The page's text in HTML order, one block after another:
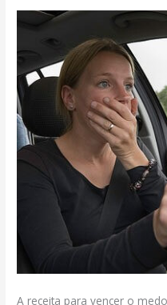
A receita para vencer o